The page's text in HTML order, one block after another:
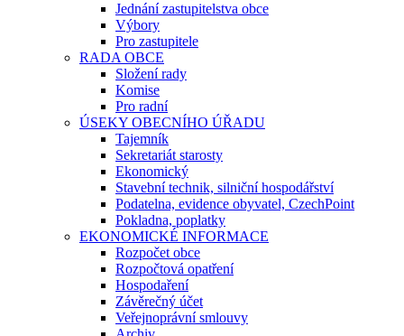
Jednání zastupitelstva obce
Výbory
Pro zastupitele
RADA OBCE
Složení rady
Komise
Pro radní
ÚSEKY OBECNÍHO ÚŘADU
Tajemník
Sekretariát starosty
Ekonomický
Stavební technik, silniční hospodářství
Podatelna, evidence obyvatel, CzechPoint
Pokladna, poplatky
EKONOMICKÉ INFORMACE
Rozpočet obce
Rozpočtová opatření
Hospodaření
Závěrečný účet
Veřejnoprávní smlouvy